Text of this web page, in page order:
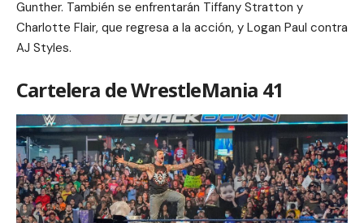
Gunther. También se enfrentarán Tiffany Stratton y
Charlotte Flair, que regresa a la acción, y Logan Paul contra
AJ Styles.
Cartelera de WrestleMania 41